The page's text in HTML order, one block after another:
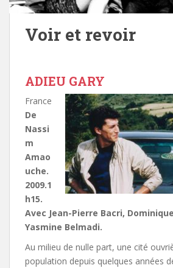
Voir et revoir
ADIEU GARY
France
De
Nassi
m
Amao
uche.
2009.1
h15.
Avec Jean-Pierre Bacri,
Yasmine Belmadi.
Au milieu de nulle part, une cité
population depuis quelques années